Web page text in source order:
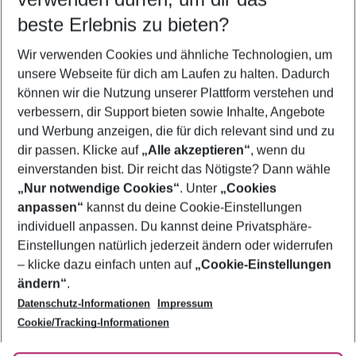
5-8 Nächte
2 Erwachsene Keine Kinder
Mehr Filter anzeigen
Footer
Footer navigation
Über uns
AGB
Bestpreisgarantie
Cookie-Einstellungen ändern
Cookie-Richtlinie
Agenturbetreuung
Barrierefreies Reisen
Folge uns
beste Erlebnis zu bieten?
Wir verwenden Cookies und ähnliche Technologien, um
unsere Webseite für dich am Laufen zu halten. Dadurch
können wir die Nutzung unserer Plattform verstehen und
verbessern, dir Support bieten sowie Inhalte, Angebote
und Werbung anzeigen, die für dich relevant sind und zu
dir passen. Klicke auf „Alle akzeptieren“, wenn du
einverstanden bist. Dir reicht das Nötigste? Dann wähle
„Nur notwendige Cookies“. Unter „Cookies
anpassen“ kannst du deine Cookie-Einstellungen
individuell anpassen. Du kannst deine Privatsphäre-
Einstellungen natürlich jederzeit ändern oder widerrufen
– klicke dazu einfach unten auf „Cookie-Einstellungen
ändern“.
Datenschutz-Informationen
Impressum
Cookie/Tracking-Informationen